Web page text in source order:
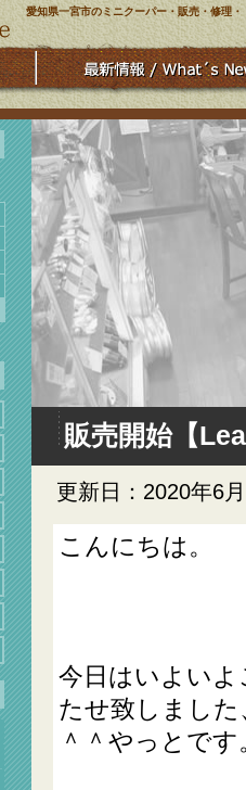
愛知県一宮市のミニクーパー・販売・修理
販売開始【
更新日：2020年6
こんにちは。
今日はいよい
たせ致しまし
＾＾やっとです